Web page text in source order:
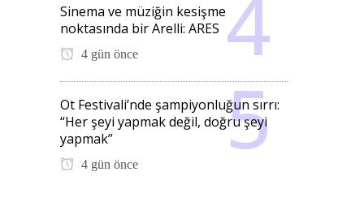
Sinema ve müziğin kesişme
noktasında bir Arelli: ARES
4 gün önce
Ot Festivali’nde şampiyonluğun sırrı:
“Her şeyi yapmak değil, doğru şeyi
yapmak”
4 gün önce